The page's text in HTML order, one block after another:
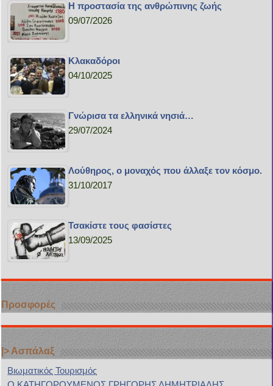
H προστασία της ανθρώπινης ζωής
09/07/2026
Κλακαδόροι
04/10/2025
Γνώρισα τα ελληνικά νησιά…
29/07/2024
Λούθηρος, ο μοναχός που άλλαξε τον κόσμο.
31/10/2017
Τσακίστε τους φασίστες
13/09/2025
Προσφορές
|> Ασπάλαξ
Bιωματικός Τουρισμός